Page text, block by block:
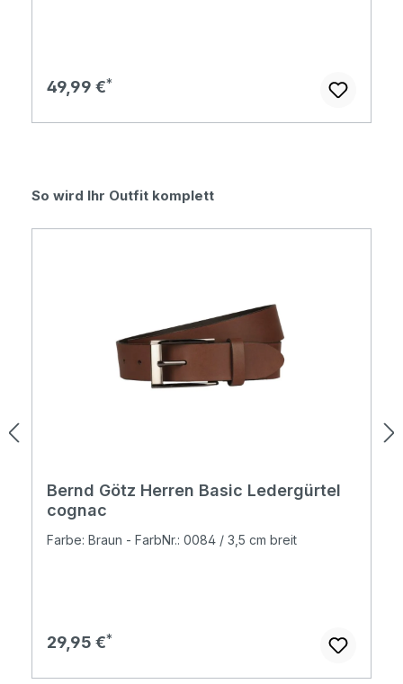
Regulärer Preis:
49,99 €
Produktgalerie überspringen
So wird Ihr Outfit komplett
Bernd Götz Herren Basic Ledergürtel
cognac
Farbe: Braun - FarbNr.: 0084 / 3,5 cm breit
Regulärer Preis:
29,95 €